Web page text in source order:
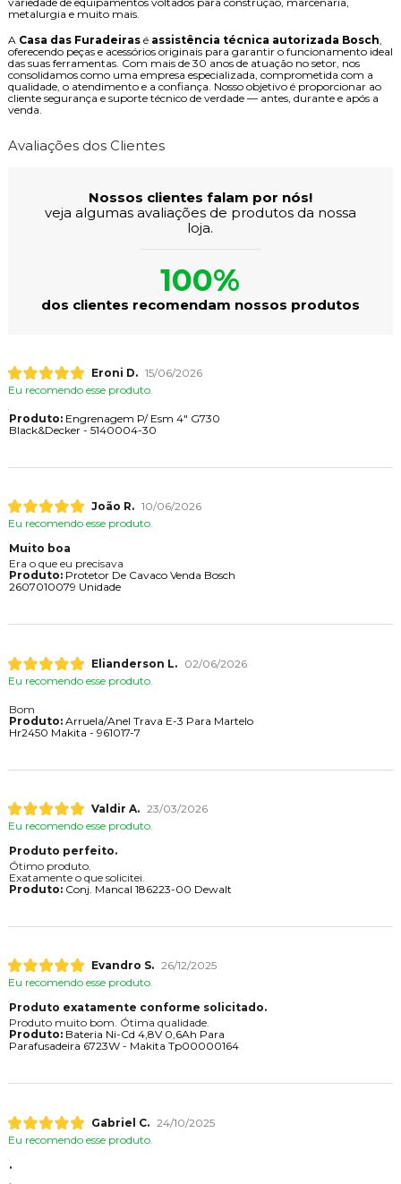
metalurgia e muito mais.
A Casa das Furadeirasé assistência técnica autorizada Bosch
oferecendo peças e acessórios originais para garantir o funcionamento ideal
das suas ferramentas. Com mais de 30 anos de atuação no setor, nos
consolidamos como uma empresa especializada, comprometida com a
qualidade, o atendimento e a confiança. Nosso objetivo é proporcionar ao
cliente segurança e suporte técnico de verdade — antes, durante e após a
venda.
Avaliações dos Clientes
Nossos clientes falam por nós!
veja algumas avaliações de produtos da nossa
loja.
100%
dos clientes recomendam nossos produtos
Eroni D. 15/06/2026
Eu recomendo esse produto.
Produto:Engrenagem P/ Esm 4" G730
Black&Decker - 5140004-30
João R. 10/06/2026
Eu recomendo esse produto.
Muito boa
Era o que eu precisava
Produto:Protetor De Cavaco Venda Bosch
2607010079 Unidade
Elianderson L.
02/06/2026
Eu recomendo esse produto.
Bom
Produto:Arruela/Anel Trava E-3 Para Martelo
Hr2450 Makita - 961017-7
Valdir A. 23/03/2026
Eu recomendo esse produto.
Produto perfeito.
Ótimo produto.
Exatamente o que solicitei.
Produto:Conj. Mancal 186223-00 Dewalt
Evandro S. 26/12/2025
Eu recomendo esse produto.
Produto exatamente conforme solicitado.
Produto muito bom. Ótima qualidade.
Produto:Bateria Ni-Cd 4,8V 0,6Ah Para
Parafusadeira 6723W - Makita Tp00000164
Gabriel C. 24/10/2025
Eu recomendo esse produto.
.